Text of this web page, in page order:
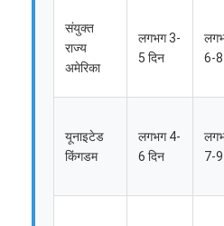
संयुक्त
राज्य
अमेरिका
लगभग 3-
5 दिन
6-8
यूनाइटेड
किंगडम
लगभग 4-
6 दिन
7-9